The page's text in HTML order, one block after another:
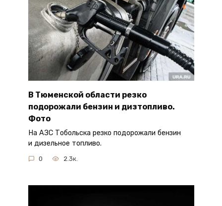
В Тюменской области резко
подорожали бензин и дизтопливо.
Фото
На АЗС Тобольска резко подорожали бензин
и дизельное топливо.
0 2.3к.